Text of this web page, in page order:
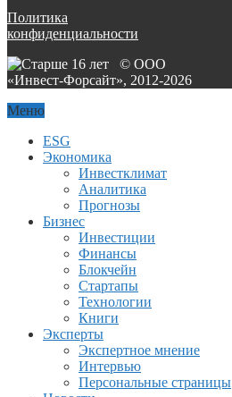
Политика
конфиденциальности
© ООО
«Инвест-Форсайт», 2012-2026
Меню
ESG
Экономика
Инвестклимат
Аналитика
Прогнозы
Бизнес
Инвестиции
Финансы
Блокчейн
Стартапы
Технологии
Книги
Эксперты
Экспертное мнение
Интервью
Персональные страницы